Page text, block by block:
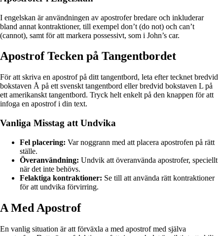
I engelskan är användningen av apostrofer bredare och inkluderar
bland annat kontraktioner, till exempel don’t (do not) och can’t
(cannot), samt för att markera possessivt, som i John’s car.
Apostrof Tecken på Tangentbordet
För att skriva en apostrof på ditt tangentbord, leta efter tecknet bredvid
bokstaven Å på ett svenskt tangentbord eller bredvid bokstaven L på
ett amerikanskt tangentbord. Tryck helt enkelt på den knappen för att
infoga en apostrof i din text.
Vanliga Misstag att Undvika
Fel placering: Var noggrann med att placera apostrofen på rätt
ställe.
Överanvändning: Undvik att överanvända apostrofer, speciellt
när det inte behövs.
Felaktiga kontraktioner: Se till att använda rätt kontraktioner
för att undvika förvirring.
A Med Apostrof
En vanlig situation är att förväxla a med apostrof med själva